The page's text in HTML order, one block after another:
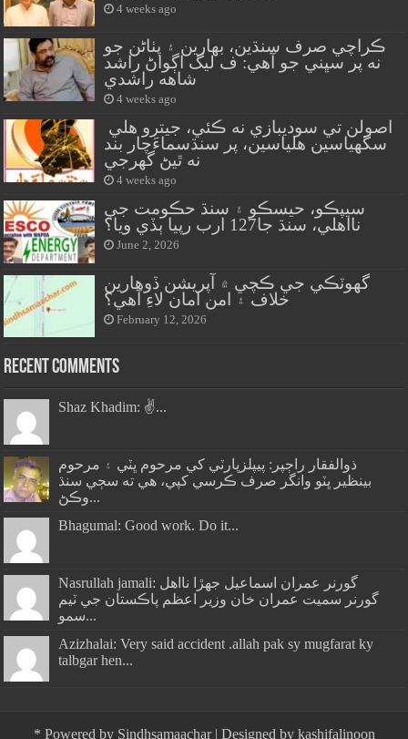
4 weeks ago
ڪراچي صرف سنڌين، بهارين ۽ پٺاڻن جو
نه پر سڀني جو آهي: ف ليگ اڳواڻ راشد
شاهه راشدي
4 weeks ago
سگهياسين هلياسين، پر سنڌسماءَچار بند
نه ٿيڻ گهرجي
4 weeks ago
سيپڪو، حيسڪو ۽ سنڌ حڪومت جي
نااهلي، سنڌ جا127 ارب رپيا ٻڏي ويا؟
June 2, 2026
گهوٽڪي جي ڪچي ۾ آپريشن ڏوهارين
خلاف ۽ امن امان لاءِ آهي؟
February 12, 2026
Recent Comments
Shaz Khadim: ✌️...
ذوالفقار راڄپر: پيپلزپارٽي کي مرحوم ڀٽي ۽ مرحوم
بينظير ڀٽو وانگر صرف ڪرسي کپي، هي ته سڄي سنڌ
وڪڻ...
Bhagumal: Good work. Do it...
Nasrullah jamali: گورنر عمران اسماعيل جھڙا نااهل
گورنر سميت عمران خان وزير اعظم پاڪستان جي ٽيم
سمو...
Azizhalai: Very said accident .allah pak sy mugfarat ky
talbgar hen...
* Powered by Sindhsamaachar| Designed by kashifalinoon